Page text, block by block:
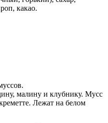
какао.
малину и клубнику. Мусс
Лежат на белом